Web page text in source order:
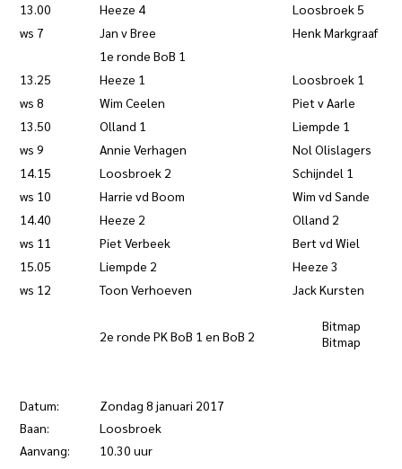
13.00
Heeze 4
Loosbroek 5
ws 7
Jan v Bree
Henk Markgraaf
1e ronde BoB 1
13.25
Heeze 1
Loosbroek 1
ws 8
Wim Ceelen
Piet v Aarle
13.50
Olland 1
Liempde 1
ws 9
Annie Verhagen
Nol Olislagers
14.15
Loosbroek 2
Schijndel 1
ws 10
Harrie vd Boom
Wim vd Sande
14.40
Heeze 2
Olland 2
ws 11
Piet Verbeek
Bert vd Wiel
15.05
Liempde 2
Heeze 3
ws 12
Toon Verhoeven Jack Kursten
2e ronde PK BoB 1 en BoB 2
Bitmap
Datum:
Zondag 8 januari 2017
Baan:
Loosbroek
Aanvang:
10.30 uur